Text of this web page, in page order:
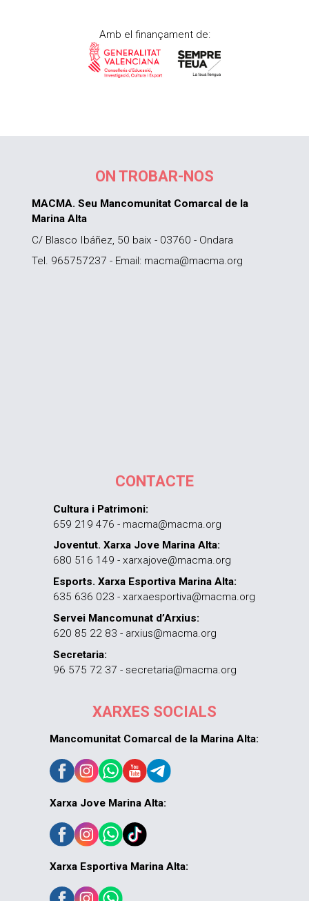
Amb el finançament de:
ON TROBAR-NOS
MACMA. Seu Mancomunitat Comarcal de la
Marina Alta
C/ Blasco Ibáñez, 50 baix - 03760 - Ondara
Tel. 965757237 - Email: macma@macma.org
CONTACTE
Cultura i Patrimoni:
659 219 476 - macma@macma.org
Joventut. Xarxa Jove Marina Alta:
680 516 149 - xarxajove@macma.org
Esports. Xarxa Esportiva Marina Alta:
635 636 023 - xarxaesportiva@macma.org
Servei Mancomunat d’Arxius:
620 85 22 83 - arxius@macma.org
Secretaria:
96 575 72 37 - secretaria@macma.org
XARXES SOCIALS
Mancomunitat Comarcal de la Marina Alta:
Xarxa Jove Marina Alta:
Xarxa Esportiva Marina Alta: